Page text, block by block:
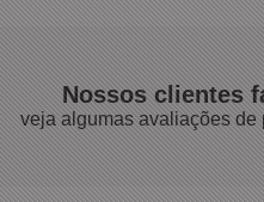
Nossos clientes
veja algumas avaliações de